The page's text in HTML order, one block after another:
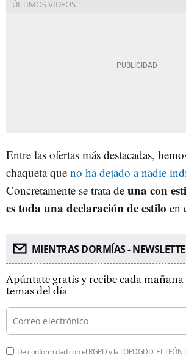
Entre las ofertas más destacadas,
chaqueta que no ha dejado a nadie
Concretamente se trata de una con
es toda una declaración de estilo en
MIENTRAS DORMÍAS -
Apúntate gratis y recibe cada
temas del día
De conformidad con el RGPD y la LOPDGDD, EL LEÓN